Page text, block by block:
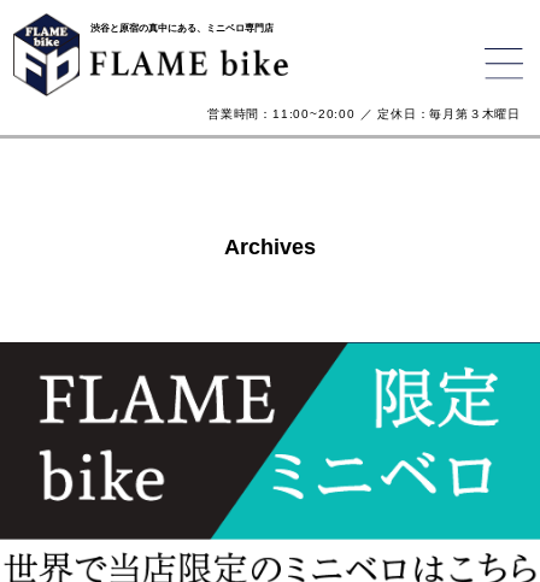
渋谷と原宿の真中にある、ミニベロ専門店
営業時間：11:00~20:00 ／ 定休日：毎月第３木曜日
Archives